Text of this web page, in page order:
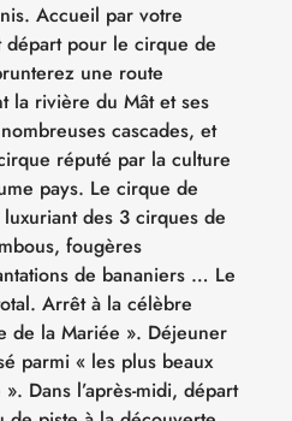
Accueil par votre
départ pour le cirque de
une route
la rivière du Mât et ses
cascades, et
réputé par la culture
pays. Le cirque de
des 3 cirques de
fougères
de bananiers … Le
Arrêt à la célèbre
de la Mariée ». Déjeuner
parmi « les plus beaux
Dans l’après-midi, départ